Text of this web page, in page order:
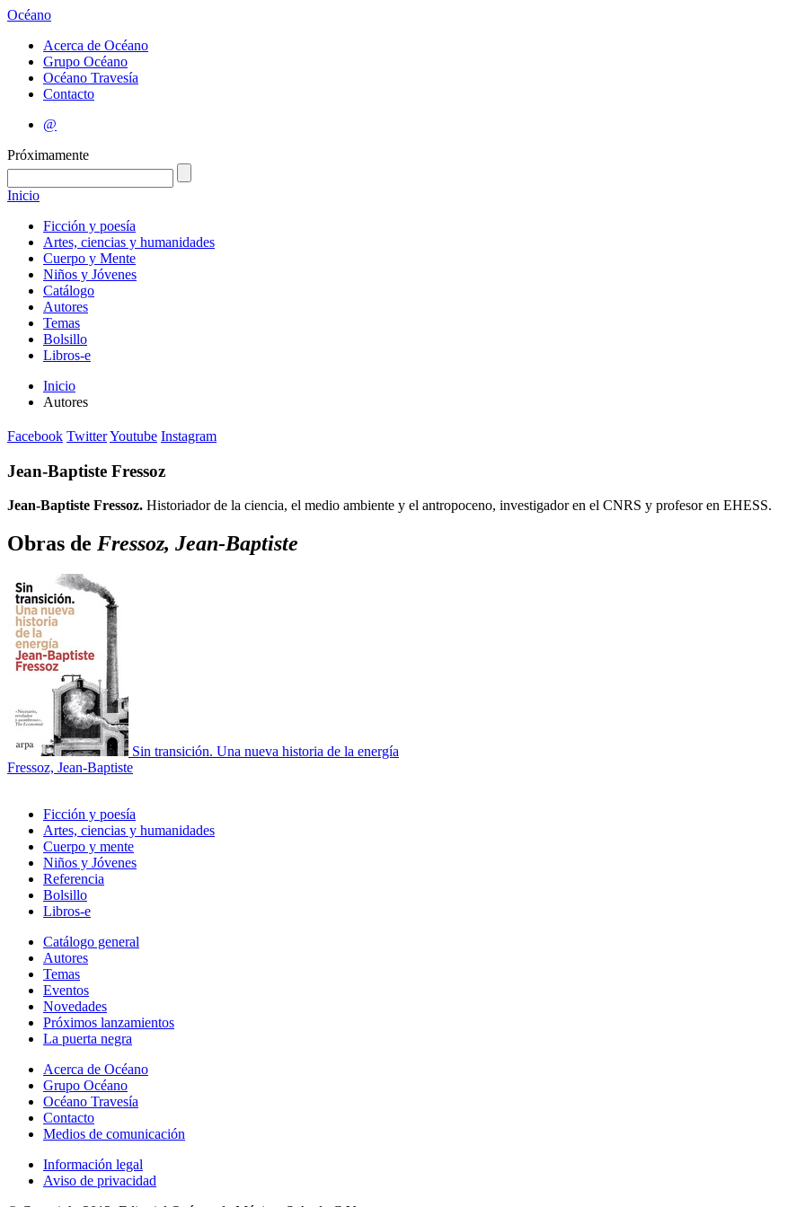
Océano
Acerca de Océano
Grupo Océano
Océano Travesía
Contacto
@
Próximamente
Inicio
Ficción y poesía
Artes, ciencias y humanidades
Cuerpo y Mente
Niños y Jóvenes
Catálogo
Autores
Temas
Bolsillo
Libros-e
Inicio
Autores
Facebook TwitterYoutube Instagram
Jean-Baptiste Fressoz
Jean-Baptiste Fressoz. Historiador de la ciencia, el medio ambiente y el antropoceno, investigador en el CNRS y profesor en EHESS.
Obras de Fressoz, Jean-Baptiste
Sin transición. Una nueva historia de la energía
Fressoz, Jean-Baptiste
Ficción y poesía
Artes, ciencias y humanidades
Cuerpo y mente
Niños y Jóvenes
Referencia
Bolsillo
Libros-e
Catálogo general
Autores
Temas
Eventos
Novedades
Próximos lanzamientos
La puerta negra
Acerca de Océano
Grupo Océano
Océano Travesía
Contacto
Medios de comunicación
Información legal
Aviso de privacidad